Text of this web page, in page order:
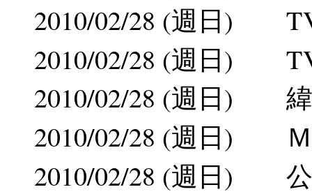
2010/02/28 (週
2010/02/28 (週
2010/02/28 (週日)
2010/02/28 (週日)
2010/02/28 (週日